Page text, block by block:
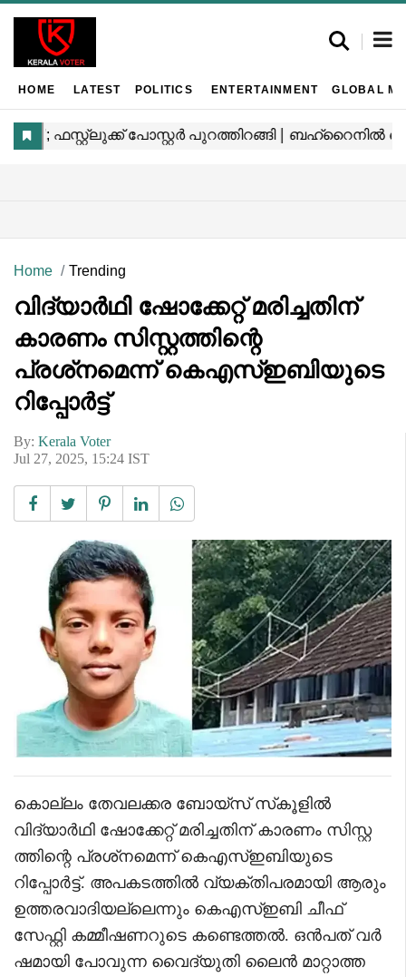
HOME LATEST POLITICS ENTERTAINMENT GLOBAL
Home Trending
വിദ്യാർഥി ഷോക്കേറ്റ് മരിച്ചതിന്
കാരണം സിസ്റ്റത്തിന്റെ
പ്രശ്‌നമെന്ന് കെഎസ്ഇബിയുടെ
റിപ്പോർട്ട്
By: Kerala Voter
Jul 27, 2025, 15:24 IST
കൊല്ലം തേവലക്കര ബോയ്‌സ് സ്‌കൂളിൽ
വിദ്യാർഥി ഷോക്കേറ്റ് മരിച്ചതിന് കാരണം സിസ്റ്റ
ത്തിന്റെ പ്രശ്‌നമെന്ന് കെഎസ്ഇബിയുടെ
റിപ്പോർട്ട്. അപകടത്തിൽ വ്യക്തിപരമായി ആരും
ഉത്തരവാദിയല്ലെന്നും കെഎസ്ഇബി ചീഫ്
സേഫ്റ്റി കമ്മീഷണറുടെ കണ്ടെത്തൽ. ഒൻപത് വർ
ഷമായി പോവുന്ന വൈദ്യുതി ലൈൻ മാറ്റാത്ത